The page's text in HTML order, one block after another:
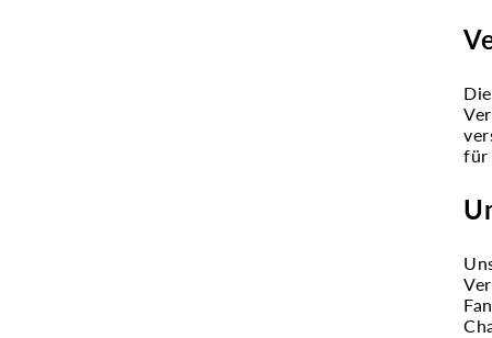
für